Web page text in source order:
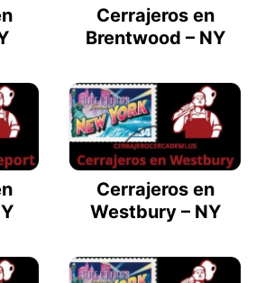
Cerrajeros en
Brentwood – NY
Cerrajeros en
Westbury – NY